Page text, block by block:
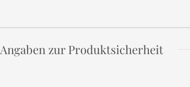
Angaben zur Produktsicherheit